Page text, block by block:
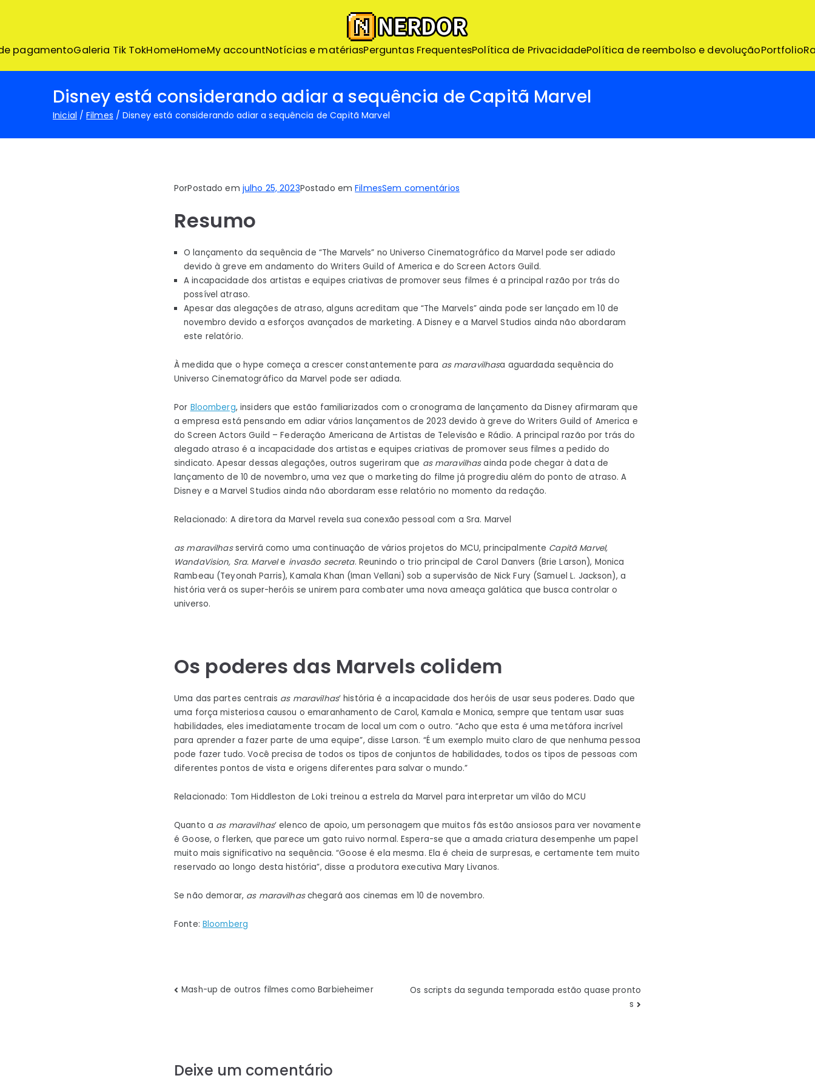
conteúdo
Nerdor – Nerd ao Extremo
Nerdor - A maior loja Nerd
pagamentoGaleria Tik TokHomeHomeMy accountNotícias e matériasPerguntas FrequentesPolítica de PrivacidadePolítica de reembolso e devoluçãoPortfolio
Disney está considerando adiar a sequência de Capitã Marvel
Inicial Filmes Disney está considerando adiar a sequência de Capitã Marvel
PorPostado em julho 25, 2023Postado emFilmesSem comentários
adiar
a
sequência
Capitã
Marvel
Resumo
O lançamento da sequência de “The Marvels” no Universo Cinematográfico da Marvel pode ser adiado
devido à greve em andamento do Writers Guild of America e do Screen Actors Guild.
A incapacidade dos artistas e equipes criativas de promover seus filmes é a principal razão por trás do
possível atraso.
Apesar das alegações de atraso, alguns acreditam que “The Marvels” ainda pode ser lançado em 10 de
novembro devido a esforços avançados de marketing. A Disney e a Marvel Studios ainda não abordaram
este relatório.
À medida que o hype começa a crescer constantemente para as maravilhasa aguardada sequência do
Universo Cinematográfico da Marvel pode ser adiada.
Por Bloomberg, insiders que estão familiarizados com o cronograma de lançamento da Disney afirmaram que
a empresa está pensando em adiar vários lançamentos de 2023 devido à greve do Writers Guild of America e
do Screen Actors Guild – Federação Americana de Artistas de Televisão e Rádio. A principal razão por trás do
alegado atraso é a incapacidade dos artistas e equipes criativas de promover seus filmes a pedido do
sindicato. Apesar dessas alegações, outros sugeriram que as maravilhasainda pode chegar à data de
lançamento de 10 de novembro, uma vez que o marketing do filme já progrediu além do ponto de atraso. A
Disney e a Marvel Studios ainda não abordaram esse relatório no momento da redação.
Relacionado: A diretora da Marvel revela sua conexão pessoal com a Sra. Marvel
as maravilhasservirá como uma continuação de vários projetos do MCU, principalmente Capitã Marvel,
WandaVision, Sra. Marvele invasão secreta. Reunindo o trio principal de Carol Danvers (Brie Larson), Monica
Rambeau (Teyonah Parris), Kamala Khan (Iman Vellani) sob a supervisão de Nick Fury (Samuel L. Jackson), a
história verá os super-heróis se unirem para combater uma nova ameaça galática que busca controlar o
universo.
Os poderes das Marvels colidem
Uma das partes centrais as maravilhas‘ história é a incapacidade dos heróis de usar seus poderes. Dado que
uma força misteriosa causou o emaranhamento de Carol, Kamala e Monica, sempre que tentam usar suas
habilidades, eles imediatamente trocam de local um com o outro. “Acho que esta é uma metáfora incrível
para aprender a fazer parte de uma equipe”, disse Larson. “É um exemplo muito claro de que nenhuma pessoa
pode fazer tudo. Você precisa de todos os tipos de conjuntos de habilidades, todos os tipos de pessoas com
diferentes pontos de vista e origens diferentes para salvar o mundo.”
Relacionado: Tom Hiddleston de Loki treinou a estrela da Marvel para interpretar um vilão do MCU
Quanto a as maravilhas‘ elenco de apoio, um personagem que muitos fãs estão ansiosos para ver novamente
é Goose, o flerken, que parece um gato ruivo normal. Espera-se que a amada criatura desempenhe um papel
muito mais significativo na sequência. “Goose é ela mesma. Ela é cheia de surpresas, e certamente tem muito
reservado ao longo desta história”, disse a produtora executiva Mary Livanos.
Se não demorar, as maravilhaschegará aos cinemas em 10 de novembro.
Fonte: Bloomberg
Navegação
Mash-up de outros filmes como Barbieheimer
Os scripts da segunda temporada estão quase pronto
s
Deixe um comentário